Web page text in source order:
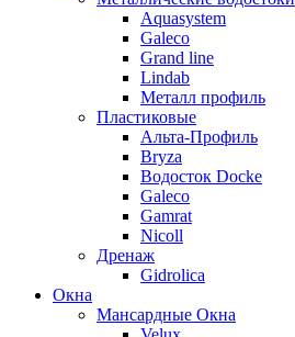
Aquasystem
Galeco
Grand line
Lindab
Металл профиль
Пластиковые
Альта-Профиль
Bryza
Водосток Docke
Galeco
Gamrat
Nicoll
Дренаж
Gidrolica
Окна
Мансардные Окна